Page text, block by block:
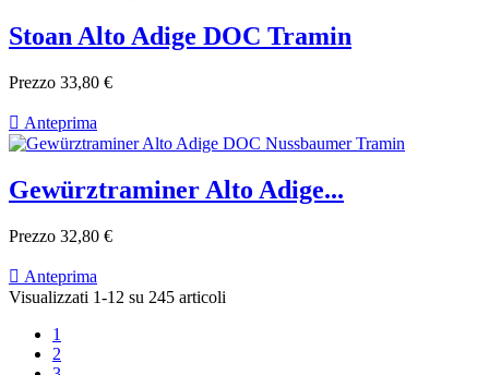
Stoan Alto Adige DOC Tramin
Prezzo 33,80 €
 Anteprima
Gewürztraminer Alto Adige...
Prezzo 32,80 €
 Anteprima
Visualizzati 1-12 su 245 articoli
1
2